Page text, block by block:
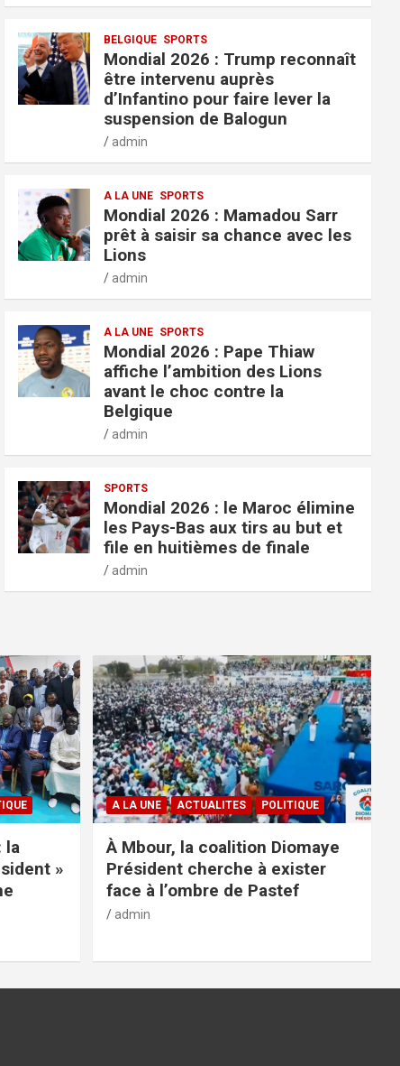
BELGIQUE SPORTS
Mondial 2026 : Trump reconnaît
être intervenu auprès
d’Infantino pour faire lever la
suspension de Balogun
admin
A LA UNE SPORTS
Mondial 2026 : Mamadou Sarr
prêt à saisir sa chance avec les
Lions
admin
A LA UNE SPORTS
Mondial 2026 : Pape Thiaw
affiche l’ambition des Lions
avant le choc contre la
Belgique
admin
SPORTS
Mondial 2026 : le Maroc élimine
les Pays-Bas aux tirs au but et
file en huitièmes de finale
admin
la
»
A LA UNE ACTUALITES POLITIQUE
À Mbour, la coalition Diomaye
Président cherche à exister
face à l’ombre de Pastef
admin